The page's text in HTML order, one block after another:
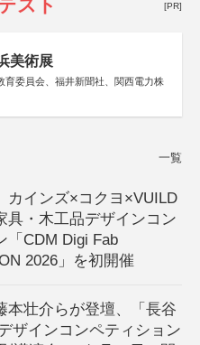
スト [PR]
美術展
育委員会、福井新聞社、関西電力株
一覧
カインズ×コクヨ×VUILD
具・木工品デザインコン
「CDM Digi Fab
2026」を初開催
本壮介らが登壇、「長谷
ザインコンペティション